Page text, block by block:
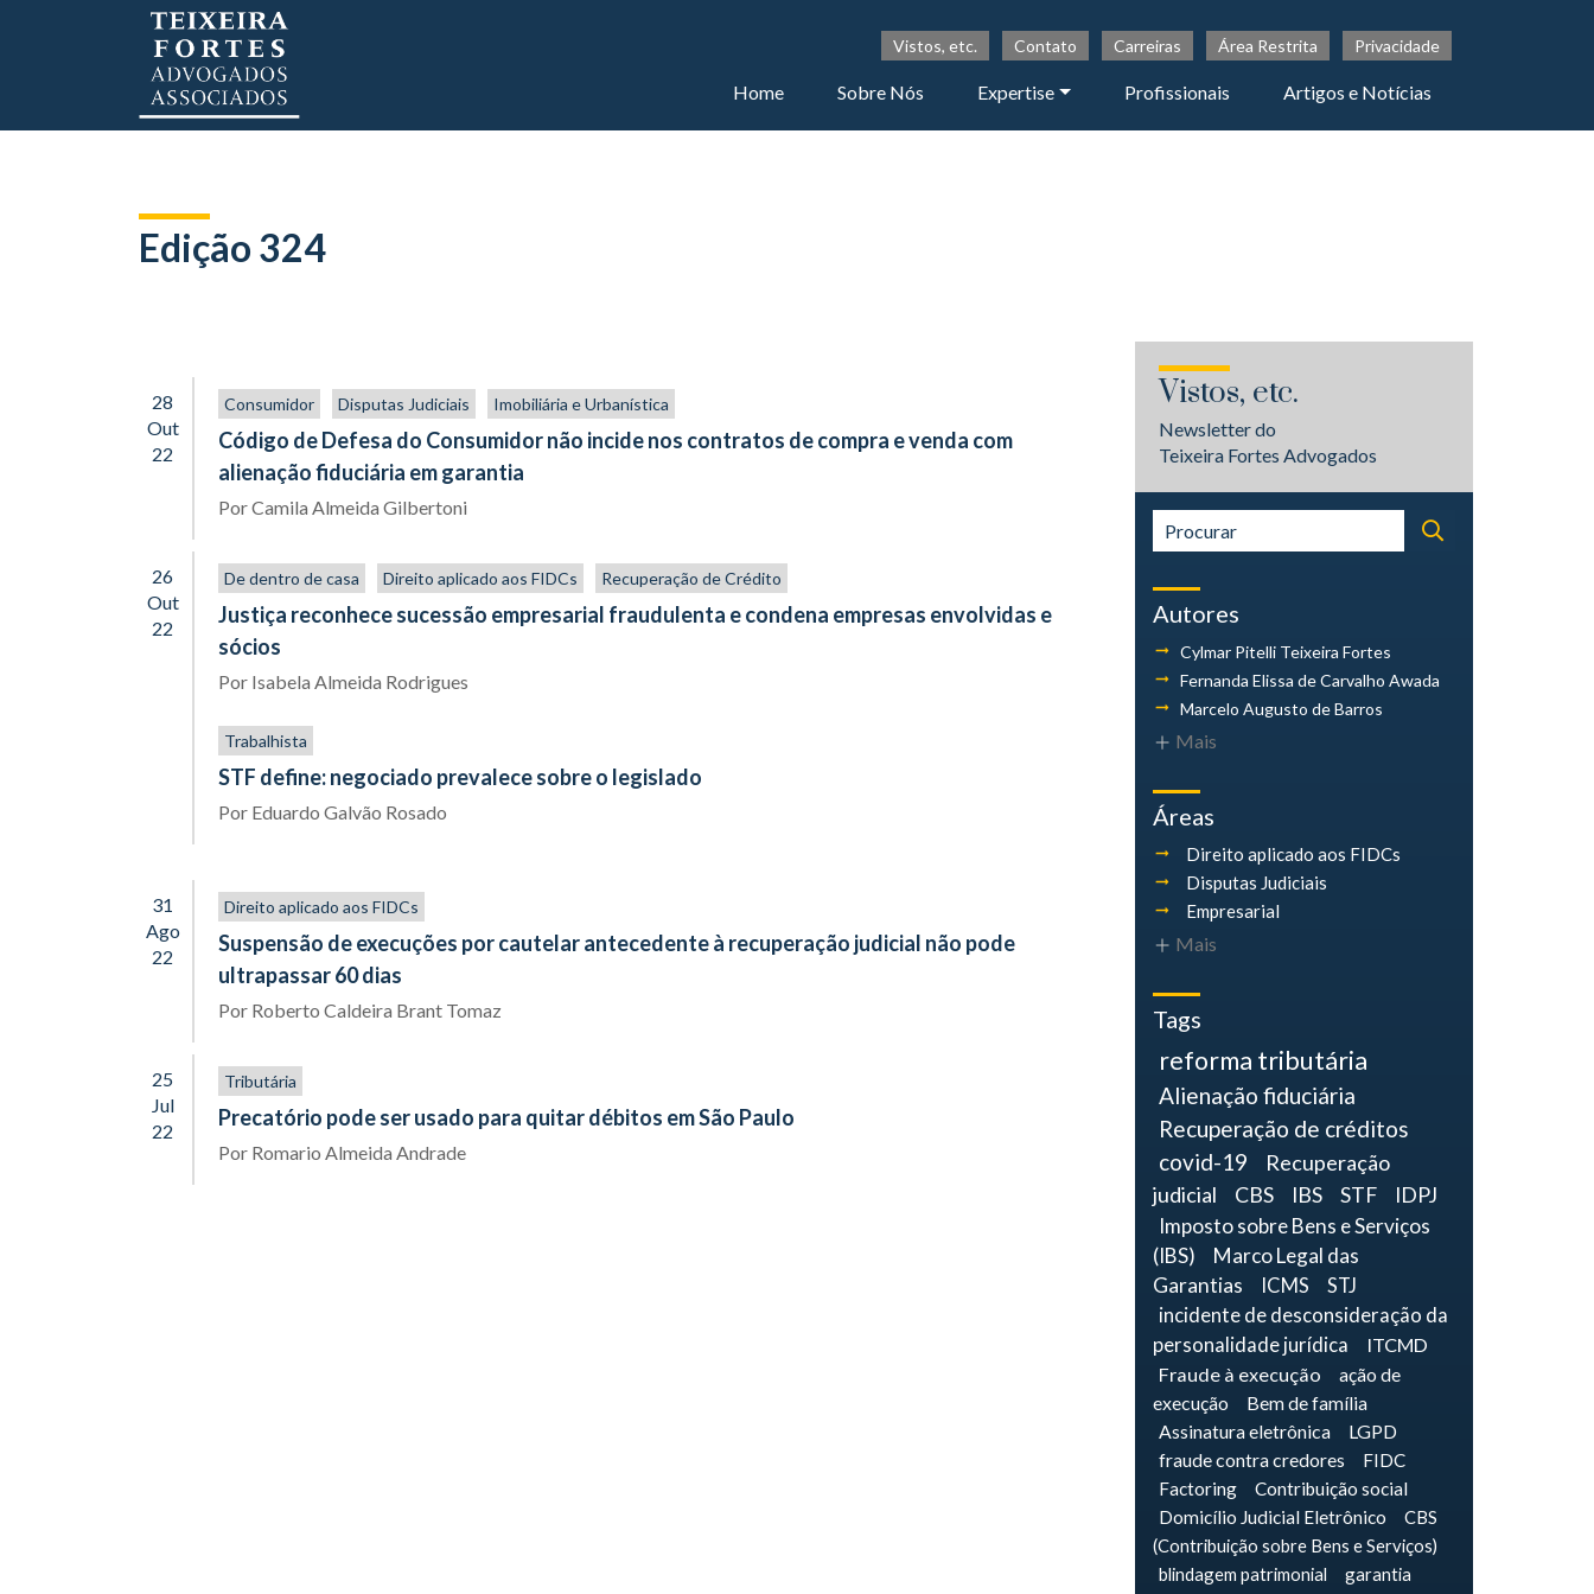
Vistos, etc. Contato Carreiras Área Restrita Privacidade
Home Sobre Nós Expertise Profissionais Artigos e Notícias
Edição 324
28
Out
22
Consumidor Disputas Judiciais Imobiliária e Urbanística
Código de Defesa do Consumidor não incide nos contratos de compra e venda com
alienação fiduciária em garantia
PorCamila Almeida Gilbertoni
26
Out
22
De dentro de casa Direito aplicado aos FIDCs Recuperação de Crédito
Justiça reconhece sucessão empresarial fraudulenta e condena empresas envolvidas e
sócios
Por Isabela Almeida Rodrigues
Trabalhista
STF define: negociado prevalece sobre o legislado
Por Eduardo Galvão Rosado
31
Ago
22
Direito aplicado aos FIDCs
Suspensão de execuções por cautelar antecedente à recuperação judicial não pode
ultrapassar 60 dias
Por Roberto Caldeira Brant Tomaz
25
Jul
22
Tributária
Precatório pode ser usado para quitar débitos em São Paulo
Por Romario Almeida Andrade
Vistos, etc.
Newsletter do
Teixeira Fortes Advogados
Autores
Cylmar Pitelli Teixeira Fortes
Fernanda Elissa de Carvalho Awada
Marcelo Augusto de Barros
Mais
Áreas
Direito aplicado aos FIDCs
Disputas Judiciais
Empresarial
Mais
Tags
reforma tributária
Alienação fiduciária
Recuperação de créditos
covid-19
Recuperação
judicial
CBS IBS STF
IDPJ
Imposto sobre Bens e Serviços
(IBS)
Marco Legal das
Garantias
ICMS
STJ
incidente de desconsideração da
personalidade jurídica
ITCMD
Fraude à execução
ação de
execução
Bem de família
Assinatura eletrônica
LGPD
fraude contra credores
FIDC
Factoring
Contribuição social
Domicílio Judicial Eletrônico
CBS
(Contribuição sobre Bens e Serviços)
blindagem patrimonial
garantia